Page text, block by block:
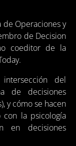
de Operaciones y
de Decision
coeditor de la
del
de decisiones
y cómo se hacen
con la psicología
en decisiones